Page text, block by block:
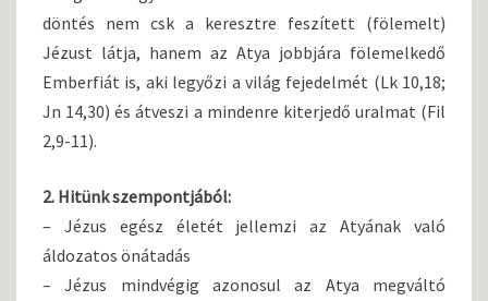
döntés nem csk a keresztre feszített (fölemelt)
Jézust látja, hanem az Atya jobbjára fölemelkedő
Emberfiát is, aki legyőzi a világ fejedelmét (Lk 10,18;
Jn 14,30) és átveszi a mindenre kiterjedő uralmat (Fil
2,9-11).
2. Hitünk szempontjából:
– Jézus egész életét jellemzi az Atyának való
áldozatos önátadás
– Jézus mindvégig azonosul az Atya megváltó